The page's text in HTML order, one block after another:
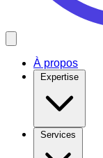
À propos
Expertise
Services